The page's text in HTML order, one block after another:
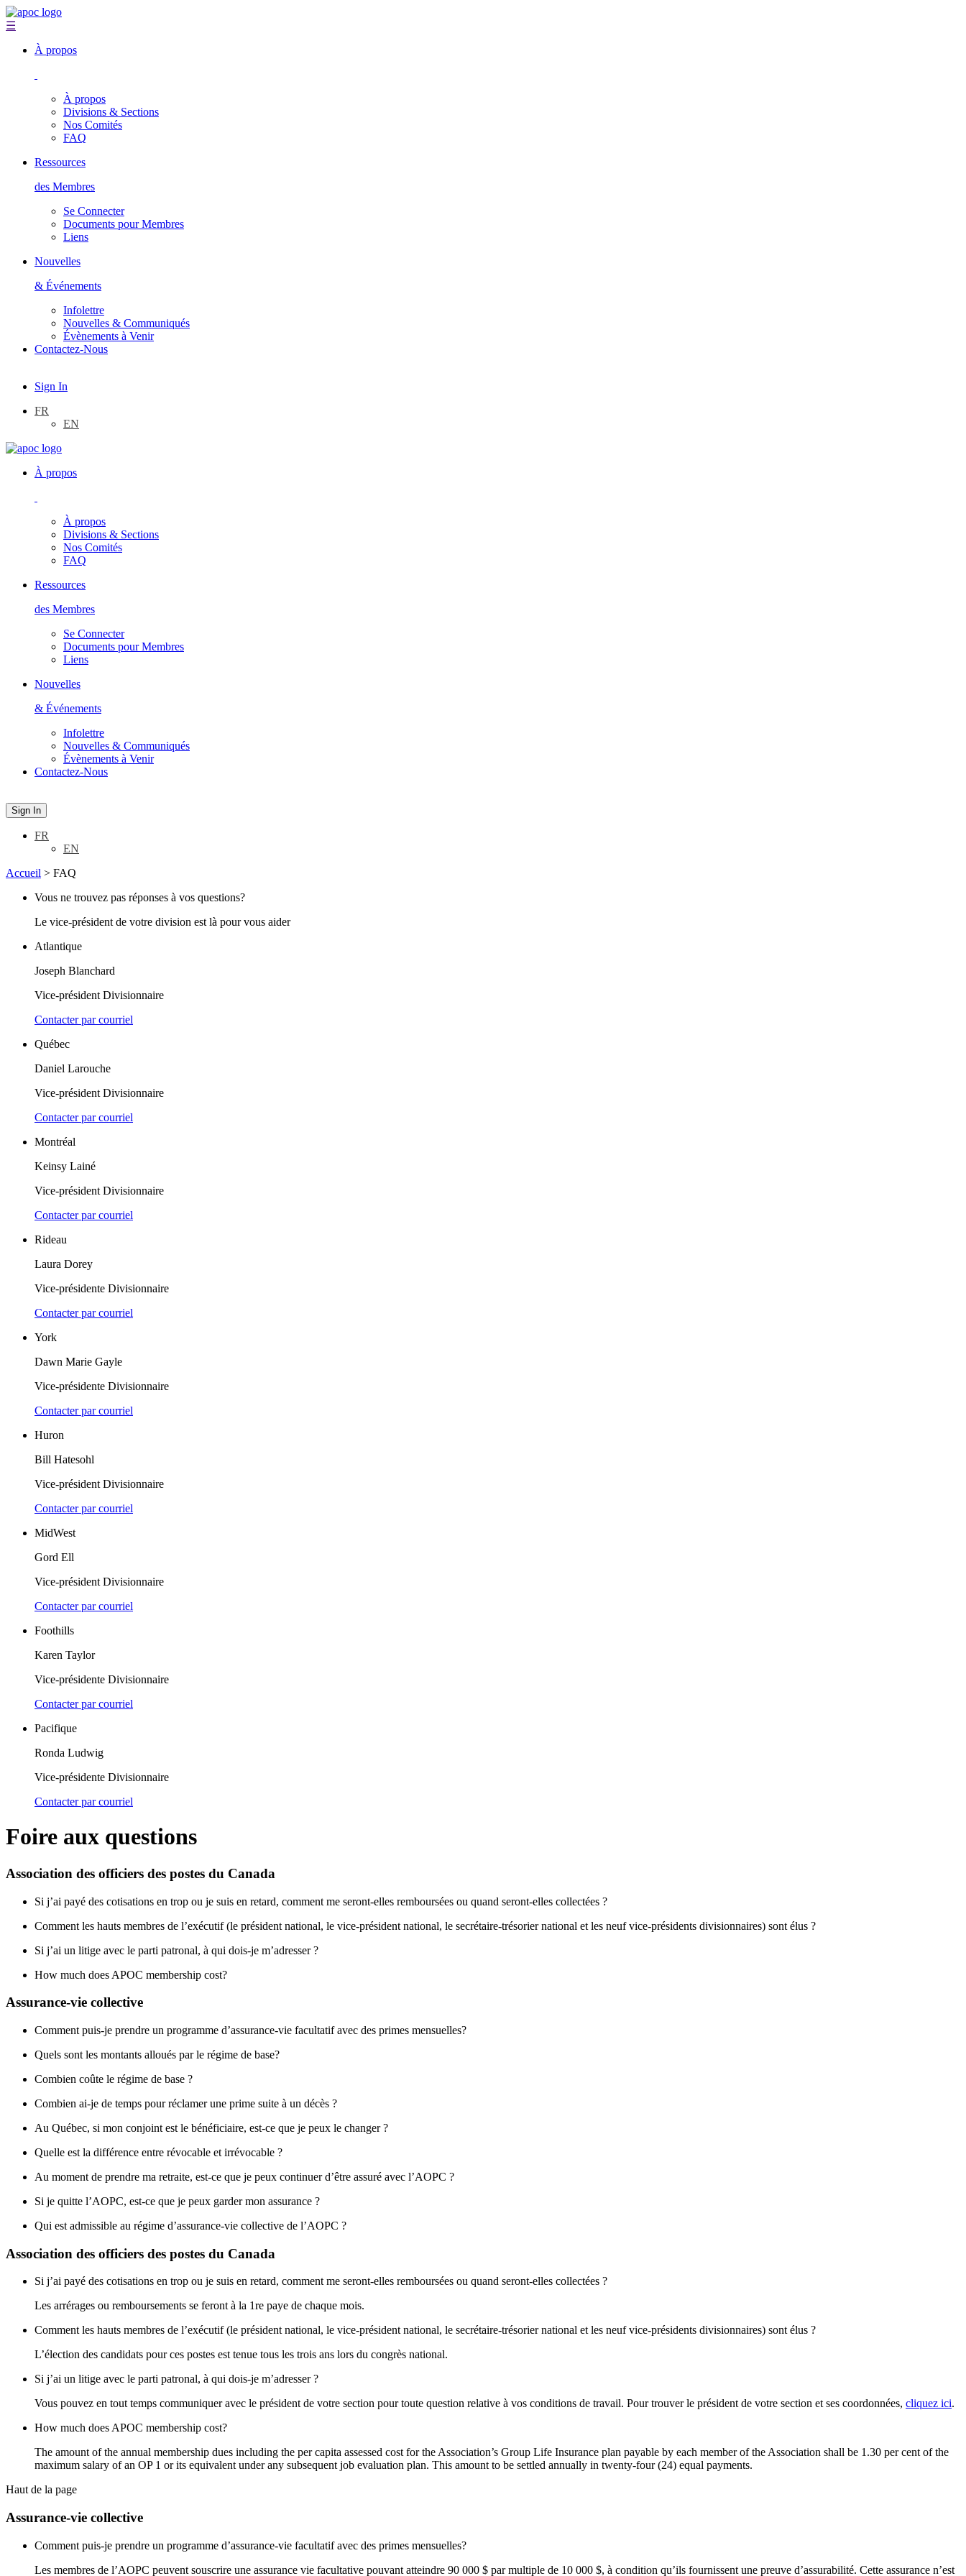
☰
À propos
À propos
Divisions & Sections
Nos Comités
FAQ
Ressources
des Membres
Se Connecter
Documents pour Membres
Liens
Nouvelles
& Événements
Infolettre
Nouvelles & Communiqués
Évènements à Venir
Contactez-Nous
Sign In
FR
EN
À propos
À propos
Divisions & Sections
Nos Comités
FAQ
Ressources
des Membres
Se Connecter
Documents pour Membres
Liens
Nouvelles
& Événements
Infolettre
Nouvelles & Communiqués
Évènements à Venir
Contactez-Nous
Sign In
FR
EN
Accueil > FAQ
Vous ne trouvez pas réponses à vos questions?
Le vice-président de votre division est là pour vous aider
Atlantique
Joseph Blanchard
Vice-président Divisionnaire
Contacter par courriel
Québec
Daniel Larouche
Vice-président Divisionnaire
Contacter par courriel
Montréal
Keinsy Lainé
Vice-président Divisionnaire
Contacter par courriel
Rideau
Laura Dorey
Vice-présidente Divisionnaire
Contacter par courriel
York
Dawn Marie Gayle
Vice-présidente Divisionnaire
Contacter par courriel
Huron
Bill Hatesohl
Vice-président Divisionnaire
Contacter par courriel
MidWest
Gord Ell
Vice-président Divisionnaire
Contacter par courriel
Foothills
Karen Taylor
Vice-présidente Divisionnaire
Contacter par courriel
Pacifique
Ronda Ludwig
Vice-présidente Divisionnaire
Contacter par courriel
Foire aux questions
Association des officiers des postes du Canada
Si j’ai payé des cotisations en trop ou je suis en retard, comment me seront-elles remboursées ou quand seront-elles collectées ?
Comment les hauts membres de l’exécutif (le président national, le vice-président national, le secrétaire-trésorier national et les neuf vice-présidents divisionnaires) sont élus ?
Si j’ai un litige avec le parti patronal, à qui dois-je m’adresser ?
How much does APOC membership cost?
Assurance-vie collective
Comment puis-je prendre un programme d’assurance-vie facultatif avec des primes mensuelles?
Quels sont les montants alloués par le régime de base?
Combien coûte le régime de base ?
Combien ai-je de temps pour réclamer une prime suite à un décès ?
Au Québec, si mon conjoint est le bénéficiaire, est-ce que je peux le changer ?
Quelle est la différence entre révocable et irrévocable ?
Au moment de prendre ma retraite, est-ce que je peux continuer d’être assuré avec l’AOPC ?
Si je quitte l’AOPC, est-ce que je peux garder mon assurance ?
Qui est admissible au régime d’assurance-vie collective de l’AOPC ?
Association des officiers des postes du Canada
Si j’ai payé des cotisations en trop ou je suis en retard, comment me seront-elles remboursées ou quand seront-elles collectées ?
Les arrérages ou remboursements se feront à la 1re paye de chaque mois.
Comment les hauts membres de l’exécutif (le président national, le vice-président national, le secrétaire-trésorier national et les neuf vice-présidents divisionnaires) sont élus ?
L’élection des candidats pour ces postes est tenue tous les trois ans lors du congrès national.
Si j’ai un litige avec le parti patronal, à qui dois-je m’adresser ?
Vous pouvez en tout temps communiquer avec le président de votre section pour toute question relative à vos conditions de travail. Pour trouver le président de votre section et ses coordonnées, cliquez ici.
How much does APOC membership cost?
The amount of the annual membership dues including the per capita assessed cost for the Association’s Group Life Insurance plan payable by each member of the Association shall be 1.30 per cent of the
maximum salary of an OP 1 or its equivalent under any subsequent job evaluation plan. This amount to be settled annually in twenty-four (24) equal payments.
Haut de la page
Assurance-vie collective
Comment puis-je prendre un programme d’assurance-vie facultatif avec des primes mensuelles?
Les membres de l’AOPC peuvent souscrire une assurance vie facultative pouvant atteindre 90 000 $ par multiple de 10 000 $, à condition qu’ils fournissent une preuve d’assurabilité. Cette assurance n’est